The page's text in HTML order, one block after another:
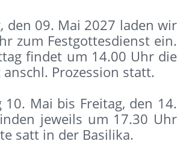
den 09. Mai 2027 laden wir
zum Festgottesdienst ein.
findet um 14.00 Uhr die
Prozession statt.
10. Mai bis Freitag, den 14.
jeweils um 17.30 Uhr
satt in der Basilika.